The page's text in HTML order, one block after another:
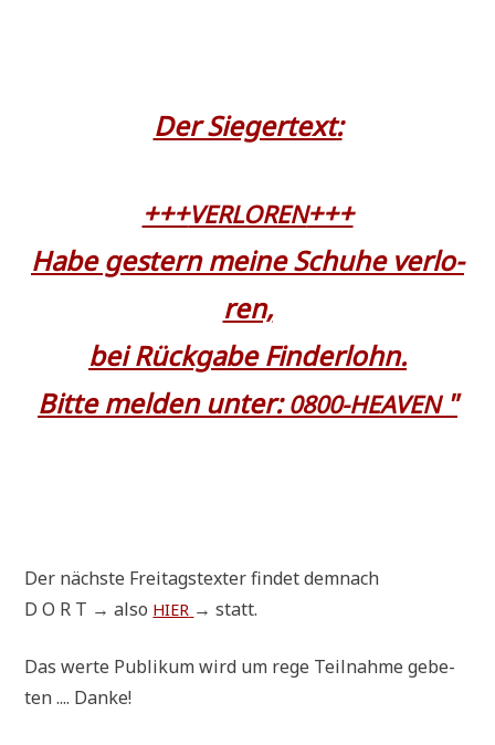
Der Sie­ger­text:
+++VERLOREN+++
Habe gestern mei­ne Schu­he ver­lo­
ren,
bei Rück­ga­be Fin­der­lohn.
Bit­te mel­den unter:0800-HEAVEN"
Der näch­ste Frei­tags­tex­ter fin­det demnach
D O R T → also HIER → statt.
Das wer­te Publi­kum wird um rege Teil­nah­me gebe­
ten .... Danke!